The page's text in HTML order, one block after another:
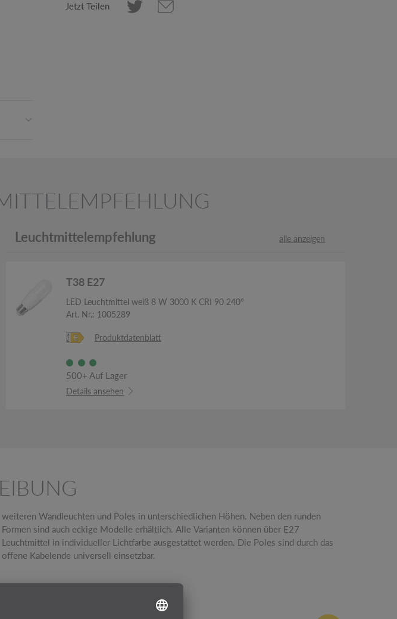
Jetzt Teilen
Leuchtmittelempfehlung alle anzeigen
T38 E27
LED Leuchtmittel weiß 8 W 3000 K CRI 90 240°
Art. Nr.: 1005289
Produktdatenblatt
500+ Auf Lager
Details ansehen
offene Kabelende universell einsetzbar.
DATEN